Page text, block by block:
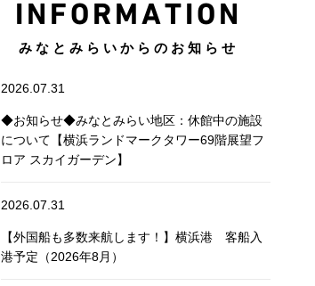
INFORMATION
みなとみらいからのお知らせ
2026.07.31
◆お知らせ◆みなとみらい地区：休館中の施設
について【横浜ランドマークタワー69階展望フ
ロア スカイガーデン】
2026.07.31
【外国船も多数来航します！】横浜港 客船入
港予定（2026年8月）